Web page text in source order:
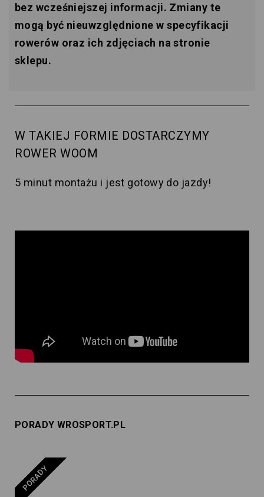
bez wcześniejszej informacji. Zmiany te
mogą być nieuwzględnione w specyfikacji
rowerów oraz ich zdjęciach na stronie
sklepu.
W TAKIEJ FORMIE DOSTARCZYMY
ROWER WOOM
5 minut montażu i jest gotowy do jazdy!
PORADY WROSPORT.PL
PORADY